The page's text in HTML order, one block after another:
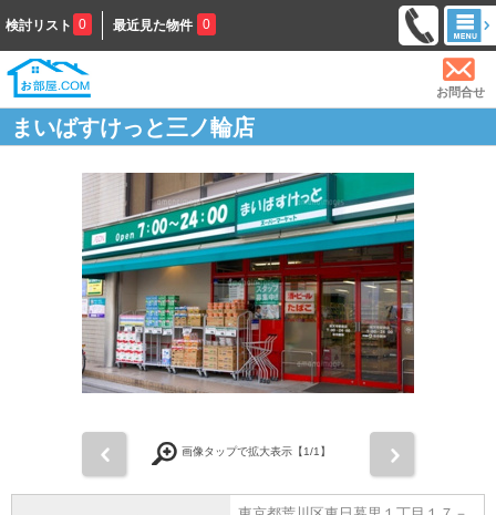
検討リスト 0 最近見た物件 0
お問合せ
まいばすけっと三ノ輪店
画像タップで拡大表示【1/1】